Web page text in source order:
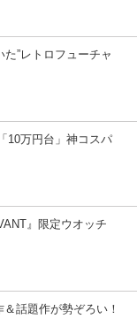
”レトロフューチャ
10万円台」神コスパ
』限定ウオッチ
話題作が勢ぞろい！